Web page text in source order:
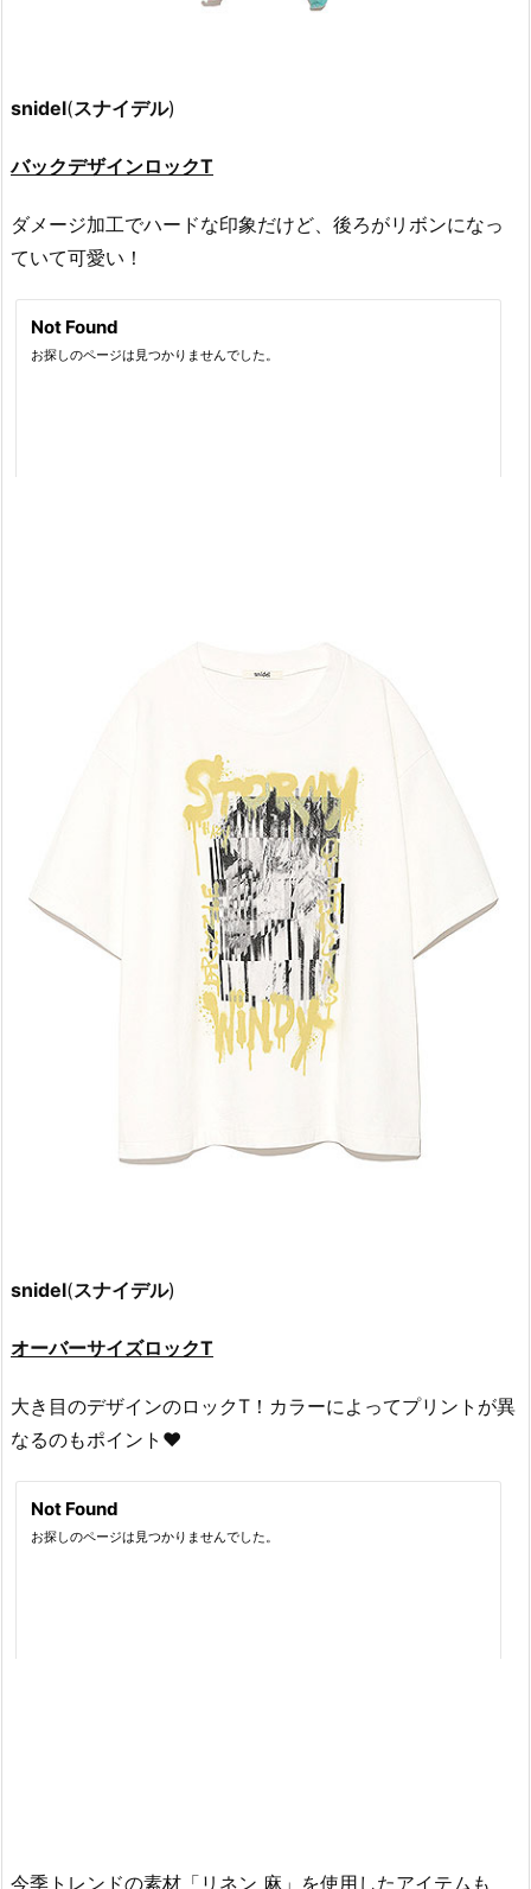
snidel(スナイデル)
バックデザインロックT
ダメージ加工でハードな印象だけど、後ろがリボンになっ
ていて可愛い！
snidel(スナイデル)
オーバーサイズロックT
大き目のデザインのロックT！カラーによってプリントが異
なるのもポイント♥
今季トレンドの素材「リネン 麻」を使用したアイテムも